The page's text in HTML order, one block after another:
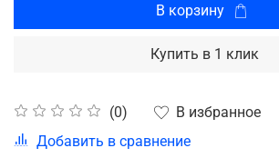
(0)
В избранное
Добавить в сравнение
В корзину
Купить в 1 клик